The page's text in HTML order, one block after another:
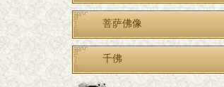
菩萨佛像
千佛